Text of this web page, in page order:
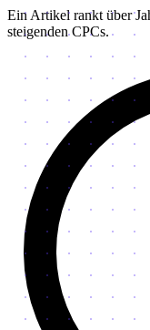
Ein Artikel rankt über
steigenden CPCs.